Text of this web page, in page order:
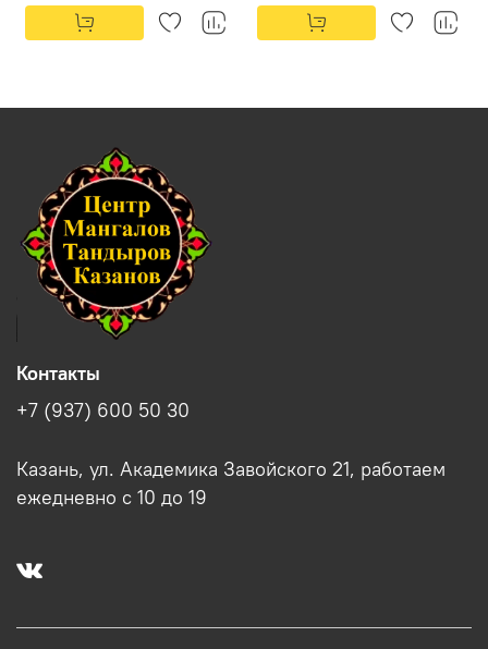
Контакты
+7 (937) 600 50 30
Казань, ул. Академика Завойского 21, работаем
ежедневно с 10 до 19